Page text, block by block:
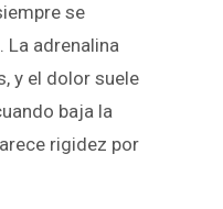
se
La adrenalina
y el dolor suele
baja la
rigidez por